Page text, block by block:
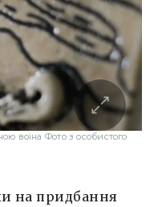
воїна Фото з особистого
на придбання